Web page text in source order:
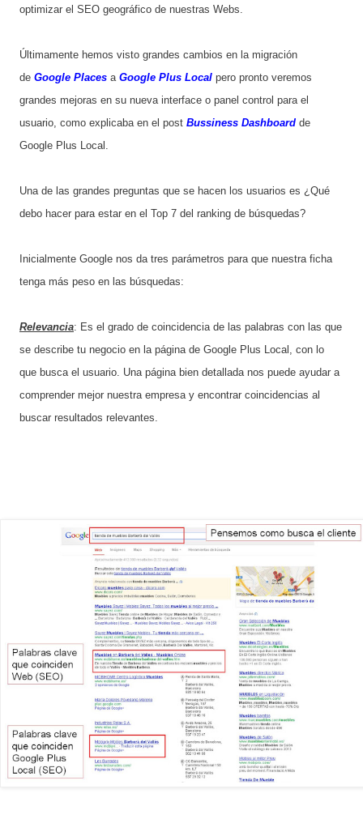
optimizar el SEO geográfico de nuestras Webs.
Últimamente hemos visto grandes cambios en la migración
de Google Places a Google Plus Local pero pronto veremos
grandes mejoras en su nueva interface o panel control para el
usuario, como explicaba en el post Bussiness Dashboard de
Google Plus Local.
Una de las grandes preguntas que se hacen los usuarios es ¿Qué
debo hacer para estar en el Top 7 del ranking de búsquedas?
Inicialmente Google nos da tres parámetros para que nuestra ficha
tenga más peso en las búsquedas:
Relevancia: Es el grado de coincidencia de las palabras con las que
se describe tu negocio en la página de Google Plus Local, con lo
que busca el usuario. Una página bien detallada nos puede ayudar a
comprender mejor nuestra empresa y encontrar coincidencias al
buscar resultados relevantes.